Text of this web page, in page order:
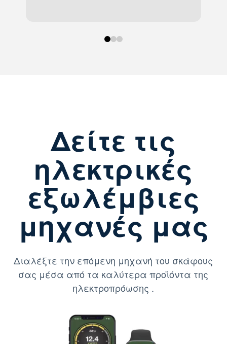
0 1 2
Δείτε τις
ηλεκτρικές
εξωλέμβιες
μηχανές μας
Διαλέξτε την επόμενη μηχανή του σκάφους
σας μέσα από τα καλύτερα προϊόντα της
ηλεκτροπρόωσης .